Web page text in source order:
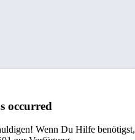
occurred
Wenn Du Hilfe benötigst,